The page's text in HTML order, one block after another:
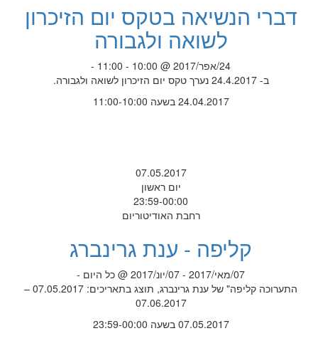
דברי הנשיאה בטקס יום הזיכרון
לשואה ולגבורה
24/אפר/2017 @ 10:00 - 11:00 -
ב- 24.4.2017 נערך טקס יום הזיכרון לשואה ולגבורה.
24.04.2017 בשעה 11:00-10:00
07.05.2017
יום ראשון
23:59-00:00
רחבת האודיטוריום
קליפה - ענת גרינברג
07/מאי/2017 - 07/יונ/2017 @ כל היום -
התערוכה קליפה" של ענת גרינברג, תוצג בתאריכים: 07.05.2017 –
07.06.2017
07.05.2017 בשעה 23:59-00:00